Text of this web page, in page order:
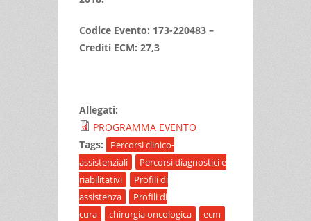
Codice Evento: 173-220483 –
Crediti ECM: 27,3
Allegati:
PROGRAMMA EVENTO
Tags:
Percorsi clinico-
assistenziali
Percorsi diagnostici e
riabilitativi
Profili di
assistenza
Profili di
cura
chirurgia oncologica ecm